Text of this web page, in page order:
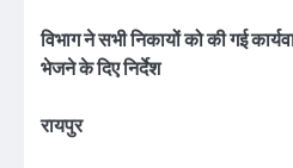
विभाग ने सभी निकायों को की गई
भेजने के दिए निर्देश
रायपुर